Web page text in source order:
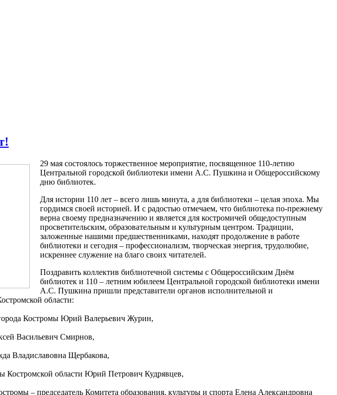
29 мая состоялось торжественное мероприятие, посвященное 110-летию
Центральной городской библиотеки имени А.С. Пушкина и Общероссийскому
дню библиотек.
Для истории 110 лет – всего лишь минута, а для библиотеки – целая эпоха. Мы
гордимся своей историей. И с радостью отмечаем, что библиотека по-прежнему
верна своему предназначению и является для костромичей общедоступным
просветительским, образовательным и культурным центром. Традиции,
заложенные нашими предшественниками, находят продолжение в работе
библиотеки и сегодня – профессионализм, творческая энергия, трудолюбие,
искреннее служение на благо своих читателей.
Поздравить коллектив библиотечной системы с Общероссийским Днём
библиотек и 110 – летним юбилеем Центральной городской библиотеки имени
А.С. Пушкина пришли представители органов исполнительной и
области:
Костромы Юрий Валерьевич Журин,
Васильевич Смирнов,
Владиславовна Щербакова,
Костромской области Юрий Петрович Кудрявцев,
– председатель Комитета образования, культуры и спорта Елена Александровна